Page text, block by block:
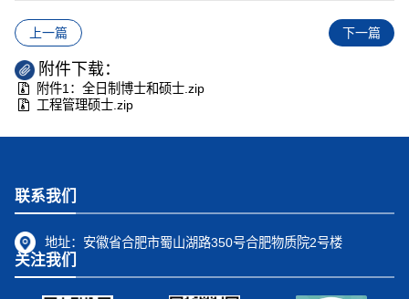
上一篇 下一篇
附件下载：
附件1：全日制博士和硕士.zip
工程管理硕士.zip
联系我们
地址： 安徽省合肥市蜀山湖路350号合肥物质院2号楼
关注我们